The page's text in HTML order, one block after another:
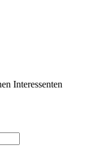
Interessenten